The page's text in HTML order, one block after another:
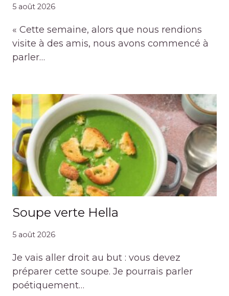
5 août 2026
« Cette semaine, alors que nous rendions
visite à des amis, nous avons commencé à
parler…
Soupe verte Hella
5 août 2026
Je vais aller droit au but : vous devez
préparer cette soupe. Je pourrais parler
poétiquement…